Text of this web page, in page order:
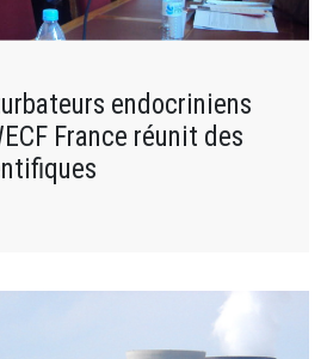
endocriniens
France réunit des